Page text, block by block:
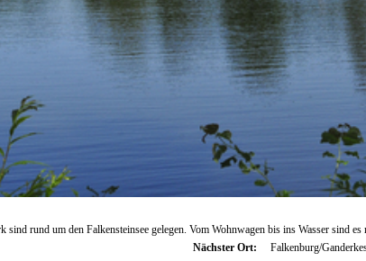
rund um den Falkensteinsee gelegen. Vom Wohnwagen bis ins Wasser sind
Nächster Ort:
Falkenburg/